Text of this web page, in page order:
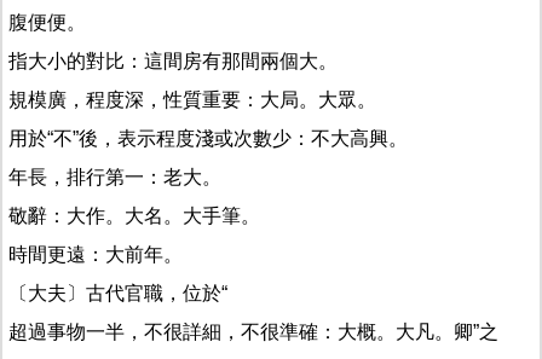
腹便便。
指大小的對比：這間房有那間兩個大。
規模廣，程度深，性質重要：大局。大眾。
用於“不”後，表示程度淺或次數少：不大高興。
年長，排行第一：老大。
敬辭：大作。大名。大手筆。
時間更遠：大前年。
〔大夫〕古代官職，位於“
超過事物一半，不很詳細，不很準確：大概。大凡。卿”之